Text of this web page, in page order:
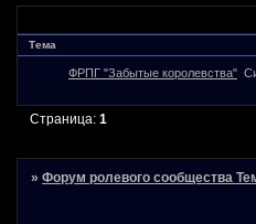
Тема
ФРПГ "Забытые королевства"
Страница:1
»Форум ролевого сообщества